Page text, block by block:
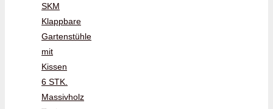
SKM
Klappbare
Gartenstühle
mit
Kissen
6 STK.
Massivholz